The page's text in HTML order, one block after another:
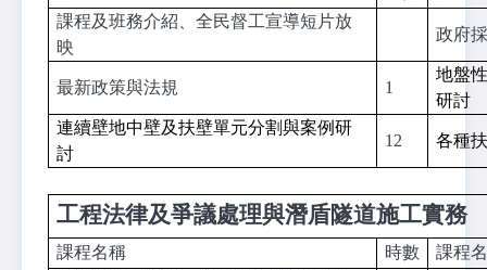
課程及班務介紹、全民督工宣導短片放
映
政府
最新政策與法規 1
地盤
研討
連續壁地中壁及扶壁單元分割與案例研
討
12 各種
工程法律及爭議處理與潛盾隧道施工實務
課程名稱 時數
課程